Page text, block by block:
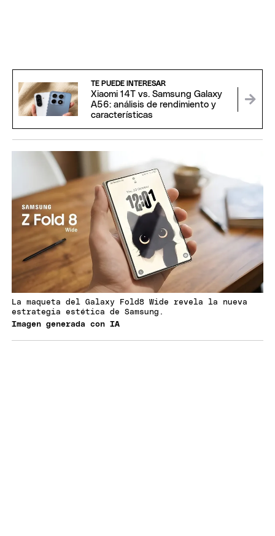
TE PUEDE INTERESAR
Xiaomi 14T vs. Samsung Galaxy
A56: análisis de rendimiento y
características
La maqueta del Galaxy Fold8 Wide revela la nueva
estrategia estética de Samsung.
Imagen generada con IA